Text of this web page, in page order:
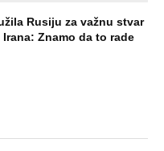
Rusiju za važnu stvar
Znamo da to rade